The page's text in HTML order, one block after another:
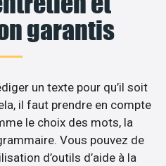
garantis
un texte pour qu’il soit
il faut prendre en compte
le choix des mots, la
Vous pouvez de
d’outils d’aide à la